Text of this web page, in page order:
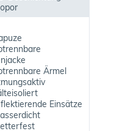
Ärmel
Einsätze